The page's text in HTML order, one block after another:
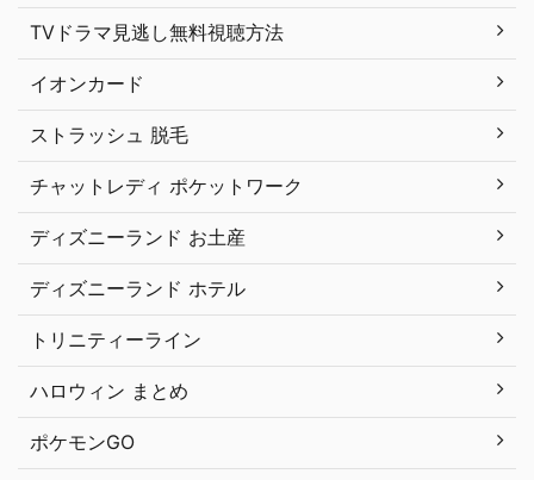
TVドラマ見逃し無料視聴方法
イオンカード
ストラッシュ 脱毛
チャットレディ ポケットワーク
ディズニーランド お土産
ディズニーランド ホテル
トリニティーライン
ハロウィン まとめ
ポケモンGO